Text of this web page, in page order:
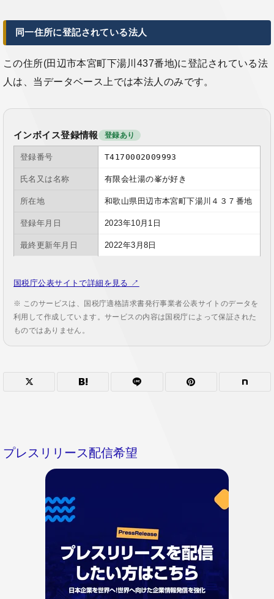
同一住所に登記されている法人
この住所(田辺市本宮町下湯川437番地)に登記されている法
人は、当データベース上では本法人のみです。
インボイス登録情報 登録あり
登録番号 T4170002009993
氏名又は名称 有限会社湯の峯が好き
所在地 和歌山県田辺市本宮町下湯川４３７番地
登録年月日 2023年10月1日
最終更新年月日 2022年3月8日
国税庁公表サイトで詳細を見る ↗
※ このサービスは、国税庁適格請求書発行事業者公表サイトのデータを
利用して作成しています。サービスの内容は国税庁によって保証された
ものではありません。
プレスリリース配信希望